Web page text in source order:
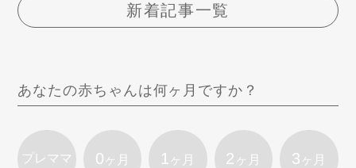
新着記事一覧
あなたの赤ちゃんは何ヶ月ですか？
プレママ 0 ヶ月 1 ヶ月 2 ヶ月 3 ヶ月